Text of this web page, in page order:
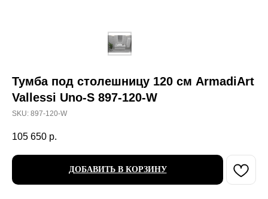
Тумба под столешницу 120 см ArmadiArt
Vallessi Uno-S 897-120-W
SKU: 897-120-W
105 650 р.
ДОБАВИТЬ В КОРЗИНУ